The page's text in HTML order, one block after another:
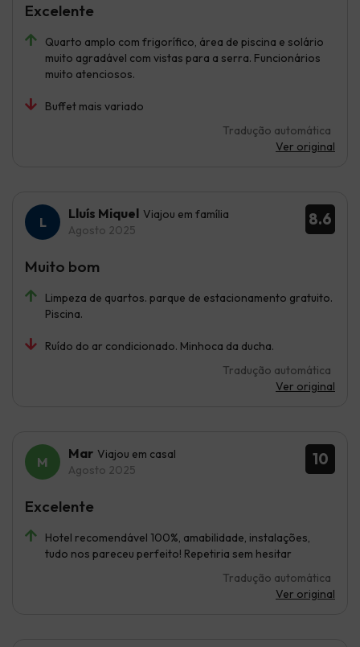
Quarto amplo com frigorífico, área de piscina e solário
muito agradável com vistas para a serra. Funcionários
muito atenciosos.
Buffet mais variado
Tradução automática
Ver original
Excelente
8.6
Lluís Miquel Viajou em família
Agosto 2025
Limpeza de quartos. parque de estacionamento gratuito.
Piscina.
Ruído do ar condicionado. Minhoca da ducha.
Tradução automática
Ver original
Muito bom
10
Mar Viajou em casal
Agosto 2025
Hotel recomendável 100%, amabilidade, instalações,
tudo nos pareceu perfeito! Repetiria sem hesitar
Tradução automática
Ver original
Excelente